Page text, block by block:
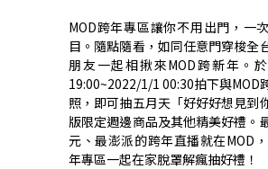
MOD跨年專區讓你不用出門，一
目。隨點隨看，如同任意門穿梭全
朋友一起相揪來MOD跨新年。於
19:00~2022/1/1 00:30拍下與MOD
照，即可抽五月天「好好好想見到
版限定週邊商品及其他精美好禮。
元、最澎派的跨年直播就在MOD
年專區一起在家脫罩解瘋抽好禮！